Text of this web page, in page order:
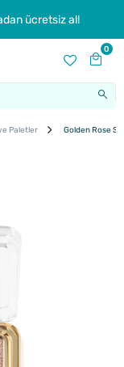
ücretsiz al!
0
Paletler Golden Rose